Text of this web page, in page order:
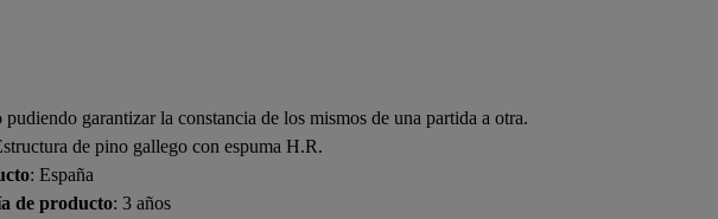
garantizar la constancia de los mismos de una partida a otra.
de pino gallego con espuma H.R.
: España
de producto: 3 años